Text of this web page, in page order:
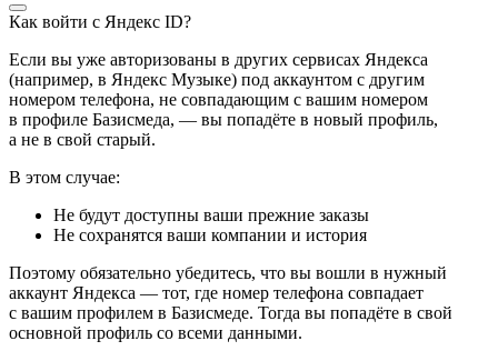
Как войти с Яндекс ID?
Если вы уже авторизованы в других сервисах Яндекса
(например, в Яндекс Музыке) под аккаунтом с другим
номером телефона, не совпадающим с вашим номером
в профиле Базисмеда, — вы попадёте в новый профиль,
а не в свой старый.
В этом случае:
Не будут доступны ваши прежние заказы
Не сохранятся ваши компании и история
Поэтому обязательно убедитесь, что вы вошли в нужный
аккаунт Яндекса — тот, где номер телефона совпадает
с вашим профилем в Базисмеде. Тогда вы попадёте в свой
основной профиль со всеми данными.